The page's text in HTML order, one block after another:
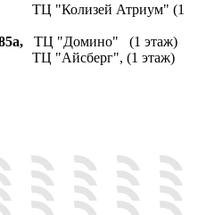
"Колизей Атриум" (1
ТЦ "Домино" (1 этаж)
"Айсберг", (1 этаж)